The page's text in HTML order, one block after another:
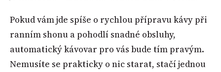
Pokud vám jde spíše o rychlou přípravu kávy při
ranním shonu a pohodlí snadné obsluhy,
automatický kávovar pro vás bude tím pravým.
Nemusíte se prakticky o nic starat, stačí jednou